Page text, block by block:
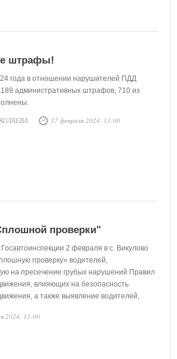
штрафы!
года в отношении нарушителей ПДД
административных штрафов, 710 из
17 февраля 2024, 13:00
проверки"
2 февраля в с. Викулово
проверку» водителей,
на пресечение грубых нарушений Правил
влияющих на безопасность
а также выявление водителей,
без прав.
2024, 13:00